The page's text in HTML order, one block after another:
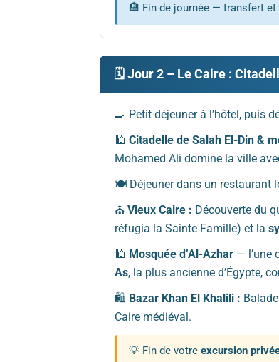
🏨 Fin de journée — transfert et
🗓️ Jour 2 – Le Caire :
🍳 Petit-déjeuner à l’hôtel, puis
🕌 Citadelle de Salah El-Din &
Mohamed Ali domine la ville
🍽️ Déjeuner dans un restaurant
⛪ Vieux Caire : Découverte du
réfugia la Sainte Famille) et la
🕌 Mosquée d’Al-Azhar — l’une
As, la plus ancienne d’Égypte,
🛍️ Bazar Khan El Khalili :
Caire médiéval.
💡 Fin de votre excursion